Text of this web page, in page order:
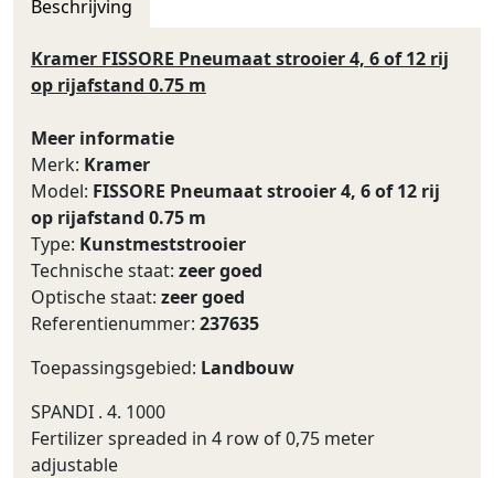
Beschrijving
Kramer FISSORE Pneumaat strooier 4, 6 of 12 rij
op rijafstand 0.75 m
Meer informatie
Merk: Kramer
Model: FISSORE Pneumaat strooier 4, 6 of 12 rij
op rijafstand 0.75 m
Type: Kunstmeststrooier
Technische staat: zeer goed
Optische staat: zeer goed
Referentienummer: 237635
Toepassingsgebied: Landbouw
SPANDI . 4. 1000
Fertilizer spreaded in 4 row of 0,75 meter
adjustable